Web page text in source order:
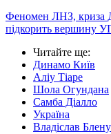
Феномен ЛНЗ, криза
підкорить вершину
Читайте ще:
Динамо Київ
Аліу Тіаре
Шола Огундана
Самба Діалло
Україна
Владіслав